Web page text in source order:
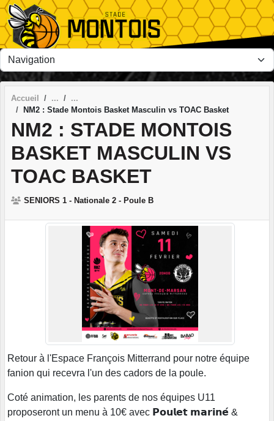
Accueil
NM2 : Stade Montois Basket Masculin vs TOAC Basket
NM2 : STADE MONTOIS
BASKET MASCULIN VS
TOAC BASKET
SENIORS 1 - Nationale 2 - Poule B
Retour à l'Espace François Mitterrand pour notre équipe
fanion qui recevra l'un des cadors de la poule.
Coté animation, les parents de nos équipes U11
proposeront un menu à 10€ avec 𝗣𝗼𝘂𝗹𝗲𝘁 𝗺𝗮𝗿𝗶𝗻𝗲́ &
Panneau de gestion des cookies